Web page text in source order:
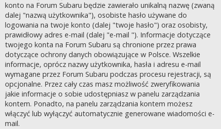
konto na Forum Subaru będzie zawierało unikalną nazwę (zwaną
dalej "nazwą użytkownika"), osobiste hasło używane do
logowania na twoje konto (dalej "twoje hasło") oraz osobisty,
prawidłowy adres e-mail (dalej "e-mail "). Informacje dotyczące
twojego konta na Forum Subaru są chronione przez prawa
dotyczące ochrony danych obowiązujące w Polsce. Wszelkie
informacje, oprócz nazwy użytkownika, hasła i adresu e-mail
wymagane przez Forum Subaru podczas procesu rejestracji, są
opcjonalne. Przez cały czas masz możliwość zweryfikowania
jakie informacje o sobie udostępniasz w panelu zarządzania
kontem. Ponadto, na panelu zarządzania kontem możesz
włączyć lub wyłączyć automatycznie generowane wiadomości e-
mail.